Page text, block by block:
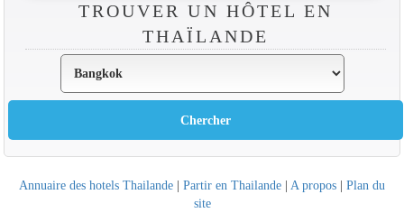
TROUVER UN HÔTEL EN
THAÏLANDE
Annuaire des hotels Thailande | Partir en Thailande | A propos | Plan du
site